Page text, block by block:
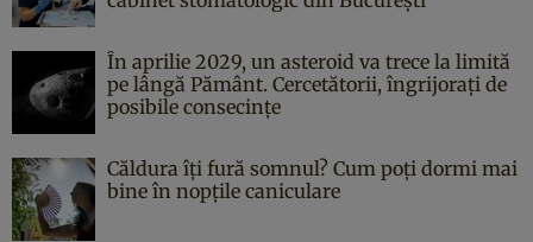
În aprilie 2029, un asteroid va trece la limită
pe lângă Pământ. Cercetătorii, îngrijorați de
posibile consecințe
Căldura îți fură somnul? Cum poți dormi mai
bine în nopțile caniculare